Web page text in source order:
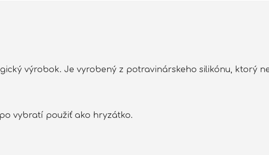
výrobok. Je vyrobený z potravinárskeho silikónu, ktorý
vybratí použiť ako hryzátko.